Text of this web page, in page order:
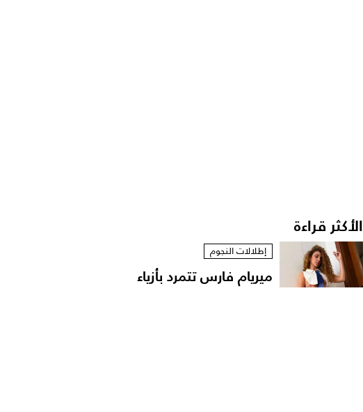
الأكثر قراءة
إطلالات النجوم
ميريام فارس تتمرد بأزياء
مستوحاة من الخزانة...